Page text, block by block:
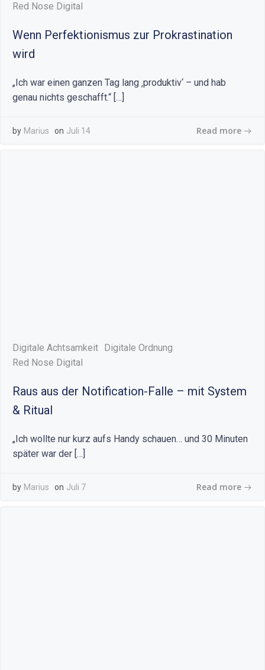
Red Nose Digital
Wenn Perfektionismus zur Prokrastination
wird
„Ich war einen ganzen Tag lang ‚produktiv‘ – und hab
genau nichts geschafft.“ […]
by Marius on Juli 14 Read more
Digitale Achtsamkeit Digitale Ordnung
Red Nose Digital
Raus aus der Notification-Falle – mit System
& Ritual
„Ich wollte nur kurz aufs Handy schauen… und 30 Minuten
später war der […]
by Marius on Juli 7 Read more